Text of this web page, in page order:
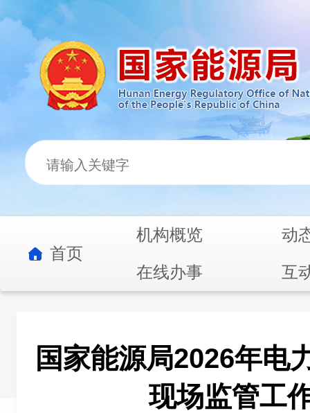
首页
机构概览
动
在线办事
互
国家能源局2026年电
现场监管工